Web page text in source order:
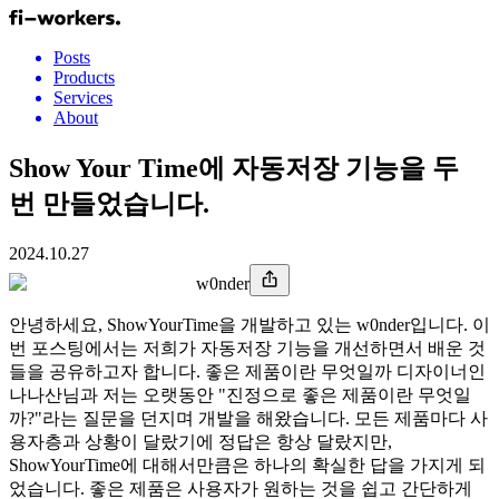
Posts
Products
Services
About
Show Your Time에 자동저장 기능을 두
번 만들었습니다.
2024.10.27
w0nder
안녕하세요, ShowYourTime을 개발하고 있는 w0nder입니다. 이
번 포스팅에서는 저희가 자동저장 기능을 개선하면서 배운 것
들을 공유하고자 합니다. 좋은 제품이란 무엇일까 디자이너인
나나산님과 저는 오랫동안 "진정으로 좋은 제품이란 무엇일
까?"라는 질문을 던지며 개발을 해왔습니다. 모든 제품마다 사
용자층과 상황이 달랐기에 정답은 항상 달랐지만,
ShowYourTime에 대해서만큼은 하나의 확실한 답을 가지게 되
었습니다. 좋은 제품은 사용자가 원하는 것을 쉽고 간단하게